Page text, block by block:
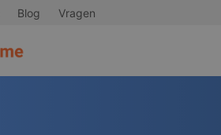
Blog Vragen